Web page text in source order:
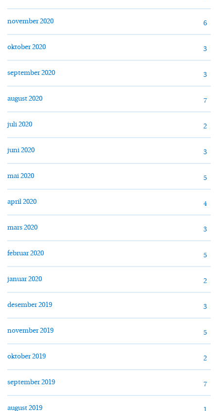
november 2020 6
oktober 2020 3
september 2020 3
august 2020 7
juli 2020 2
juni 2020 3
mai 2020 5
april 2020 4
mars 2020 3
februar 2020 5
januar 2020 2
desember 2019 3
november 2019 5
oktober 2019 2
september 2019 7
august 2019